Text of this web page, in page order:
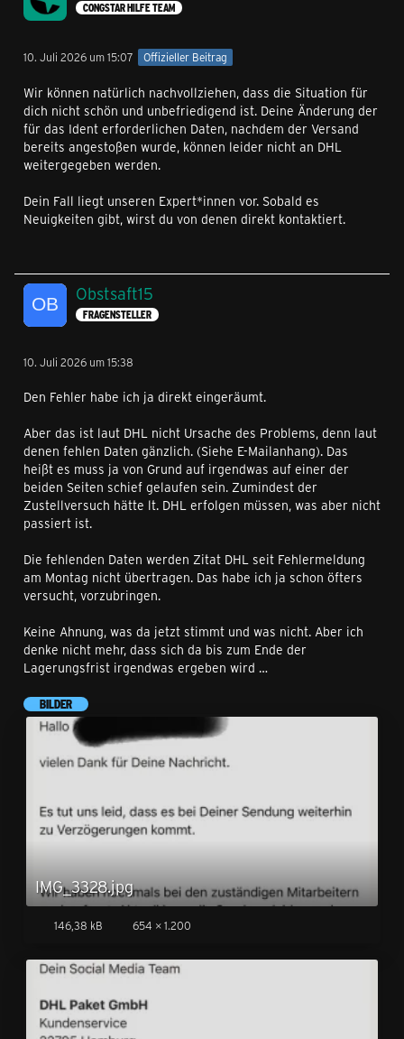
CONGSTAR HILFE TEAM
10. Juli 2026 um 15:07 Offizieller Beitrag
Wir können natürlich nachvollziehen, dass die Situation für
dich nicht schön und unbefriedigend ist. Deine Änderung der
für das Ident erforderlichen Daten, nachdem der Versand
bereits angestoßen wurde, können leider nicht an DHL
weitergegeben werden.
Dein Fall liegt unseren Expert*innen vor. Sobald es
Neuigkeiten gibt, wirst du von denen direkt kontaktiert.
Obstsaft15
FRAGENSTELLER
10. Juli 2026 um 15:38
Den Fehler habe ich ja direkt eingeräumt.
Aber das ist laut DHL nicht Ursache des Problems, denn laut
denen fehlen Daten gänzlich. (Siehe E-Mailanhang). Das
heißt es muss ja von Grund auf irgendwas auf einer der
beiden Seiten schief gelaufen sein. Zumindest der
Zustellversuch hätte lt. DHL erfolgen müssen, was aber nicht
passiert ist.
Die fehlenden Daten werden Zitat DHL seit Fehlermeldung
am Montag nicht übertragen. Das habe ich ja schon öfters
versucht, vorzubringen.
Keine Ahnung, was da jetzt stimmt und was nicht. Aber ich
denke nicht mehr, dass sich da bis zum Ende der
Lagerungsfrist irgendwas ergeben wird …
BILDER
IMG_3328.jpg
146,38 kB 654 × 1.200